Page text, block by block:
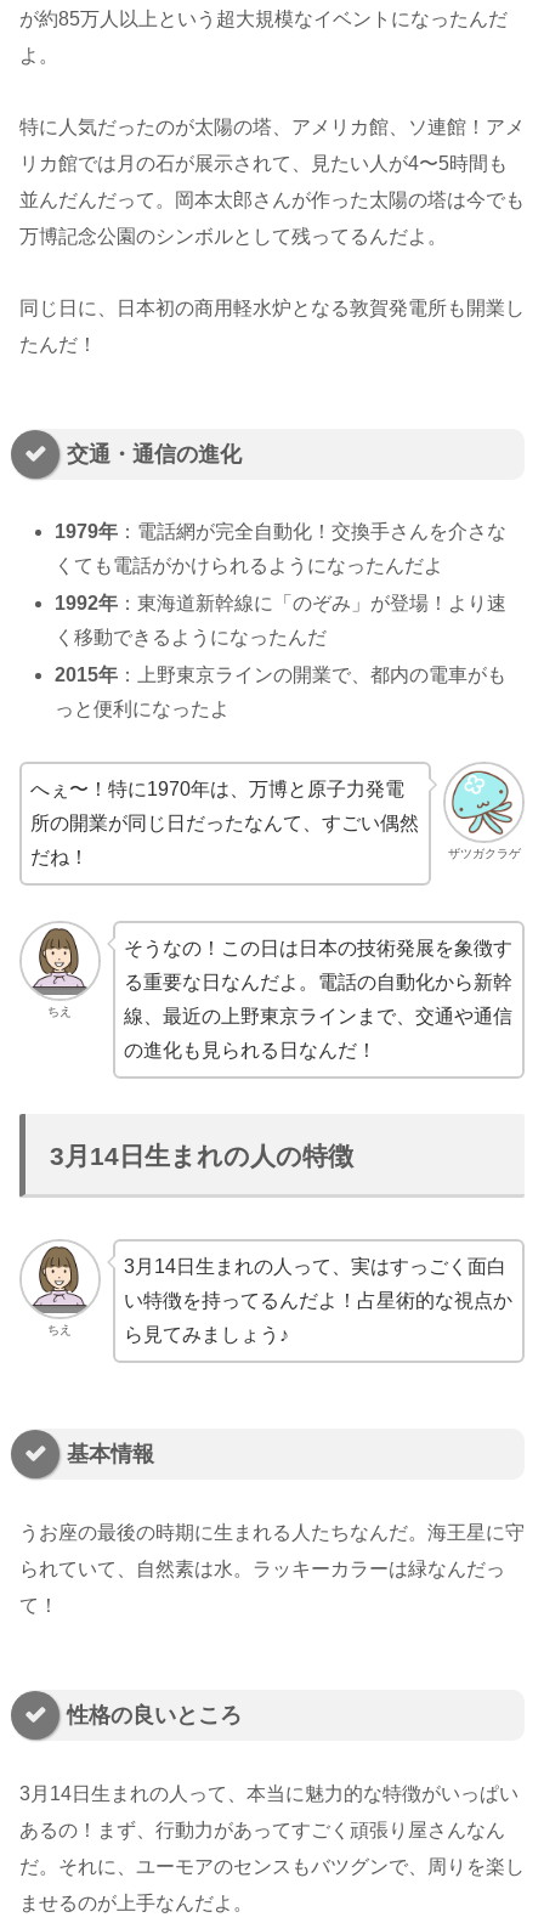
が約85万人以上という超大規模なイベントになったんだ
よ。
特に人気だったのが太陽の塔、アメリカ館、ソ連館！アメ
リカ館では月の石が展示されて、見たい人が4〜5時間も
並んだんだって。岡本太郎さんが作った太陽の塔は今でも
万博記念公園のシンボルとして残ってるんだよ。
同じ日に、日本初の商用軽水炉となる敦賀発電所も開業し
たんだ！
交通・通信の進化
1979年 ：電話網が完全自動化！交換手さんを介さな
くても電話がかけられるようになったんだよ
1992年 ：東海道新幹線に「のぞみ」が登場！より速
く移動できるようになったんだ
2015年 ：上野東京ラインの開業で、都内の電車がも
っと便利になったよ
ザツガクラゲ
へぇ〜！特に1970年は、万博と原子力発電
所の開業が同じ日だったなんて、すごい偶然
だね！
ちえ
そうなの！この日は日本の技術発展を象徴す
る重要な日なんだよ。電話の自動化から新幹
線、最近の上野東京ラインまで、交通や通信
の進化も見られる日なんだ！
3月14日生まれの人の特徴
ちえ
3月14日生まれの人って、実はすっごく面白
い特徴を持ってるんだよ！占星術的な視点か
ら見てみましょう♪
基本情報
うお座の最後の時期に生まれる人たちなんだ。海王星に守
られていて、自然素は水。ラッキーカラーは緑なんだっ
て！
性格の良いところ
3月14日生まれの人って、本当に魅力的な特徴がいっぱい
あるの！まず、行動力があってすごく頑張り屋さんなん
だ。それに、ユーモアのセンスもバツグンで、周りを楽し
ませるのが上手なんだよ。